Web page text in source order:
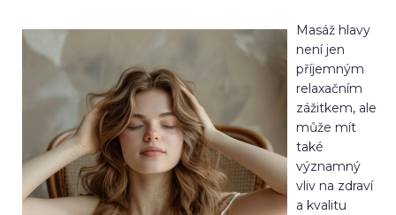
Masáž hlavy
není jen
příjemným
relaxačním
zážitkem, ale
může mít
také
významný
vliv na zdraví
a kvalitu